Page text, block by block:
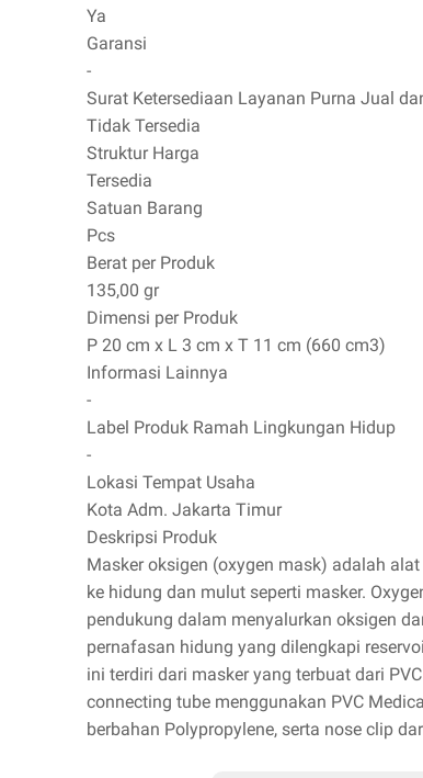
Ya
Garansi
-
Surat Ketersediaan Layanan Purna Jual
Tidak Tersedia
Struktur Harga
Tersedia
Satuan Barang
Pcs
Berat per Produk
135,00 gr
Dimensi per Produk
P 20 cm x L 3 cm x T 11 cm (660 cm3)
Informasi Lainnya
-
Label Produk Ramah Lingkungan Hidup
-
Lokasi Tempat Usaha
Kota Adm. Jakarta Timur
Deskripsi Produk
Masker oksigen (oxygen mask) adalah
ke hidung dan mulut seperti masker.
pendukung dalam menyalurkan oksigen
pernafasan hidung yang dilengkapi
ini terdiri dari masker yang terbuat dari
connecting tube menggunakan PVC
berbahan Polypropylene, serta nose clip